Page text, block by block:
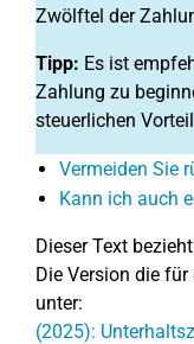
Zwölftel der
Tipp: Es ist
Zahlung zu
steuerlichen
Vermeiden Sie
Kann ich auch
Dieser Text
Die Version die für
unter:
(2025):